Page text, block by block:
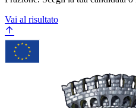
Vai al risultato